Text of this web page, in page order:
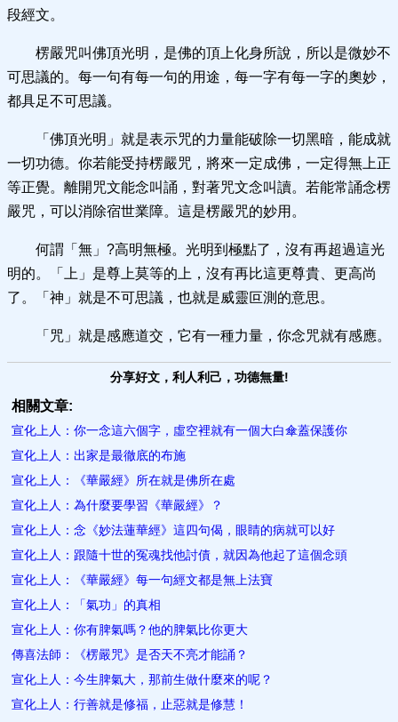
段經文。
楞嚴咒叫佛頂光明，是佛的頂上化身所說，所以是微妙不
可思議的。每一句有每一句的用途，每一字有每一字的奧妙，
都具足不可思議。
「佛頂光明」就是表示咒的力量能破除一切黑暗，能成就
一切功德。你若能受持楞嚴咒，將來一定成佛，一定得無上正
等正覺。離開咒文能念叫誦，對著咒文念叫讀。若能常誦念楞
嚴咒，可以消除宿世業障。這是楞嚴咒的妙用。
何謂「無」?高明無極。光明到極點了，沒有再超過這光
明的。「上」是尊上莫等的上，沒有再比這更尊貴、更高尚
了。「神」就是不可思議，也就是威靈叵測的意思。
「咒」就是感應道交，它有一種力量，你念咒就有感應。
分享好文，利人利己，功德無量!
相關文章:
宣化上人：你一念這六個字，虛空裡就有一個大白傘蓋保護你
宣化上人：出家是最徹底的布​施
宣化上人：《華嚴經》所在就是佛所在處
宣化上人：為什麼要學習​《華嚴經》？
宣化上人：念《妙法蓮華經》這四句偈，眼睛的病就可以好
宣化上人：跟隨十世的冤魂找他討債，就因為他起了這個念頭
宣化上人：《華嚴經》每一句經文都是無上法寶
宣化上人：「氣功」的真相
宣化上人：你有脾氣嗎？他的脾氣比你更大
傳喜法師：《楞嚴咒》是否天不亮才能誦？
宣化上人：今生脾氣大，那前生做什麼來的呢？
宣化上人：行善就是修福，止惡就是修慧！